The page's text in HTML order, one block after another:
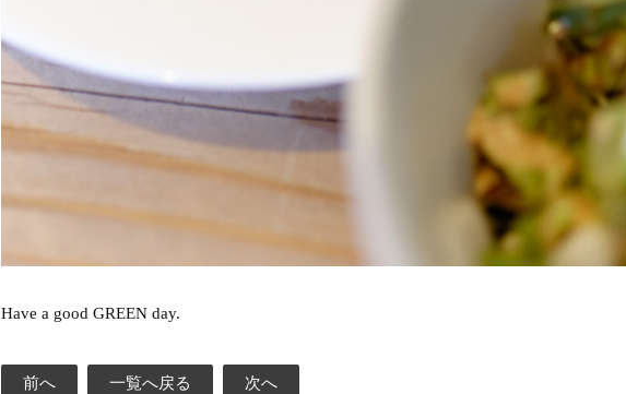
Have a good GREEN day.
前へ 一覧へ戻る 次へ